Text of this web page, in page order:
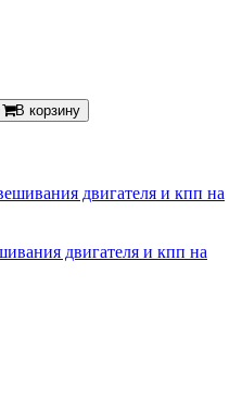
В корзину
двигателя и кпп на